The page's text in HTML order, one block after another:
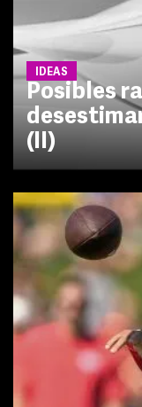
IDEAS
Posibles
(II)